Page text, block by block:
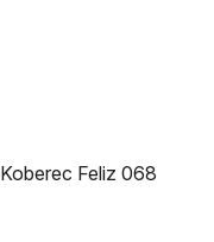
Koberec Feliz 068